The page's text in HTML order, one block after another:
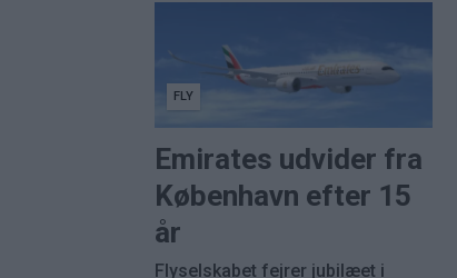
FLY
Emirates udvider fra
København efter 15
år
Flyselskabet fejrer jubilæet i